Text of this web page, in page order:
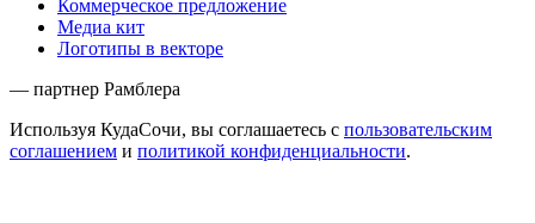
Коммерческое предложение
Медиа кит
Логотипы в векторе
— партнер Рамблера
Используя КудаСочи, вы соглашаетесь с пользовательским
соглашением и политикой конфиденциальности.